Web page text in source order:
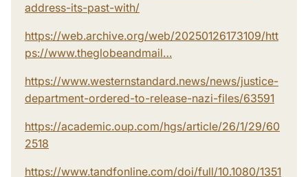
address-its-past-with/
https://web.archive.org/web/20250126173109/htt
ps://www.theglobeandmail…
https://www.westernstandard.news/news/justice-
department-ordered-to-release-nazi-files/63591
https://academic.oup.com/hgs/article/26/1/29/60
2518
https://www.tandfonline.com/doi/full/10.1080/1351